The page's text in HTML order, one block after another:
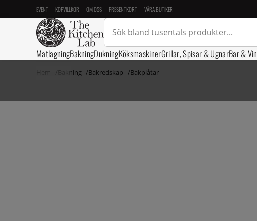
EVENT KÖPVILLKOR OM OSS PRESENTKORT VÅRA BUTIKER
MatlagningBakningDukningKöksmaskinerGrillar, Spisar & UgnarBar & Vin
Bakning Bakredskap Bakplåtar